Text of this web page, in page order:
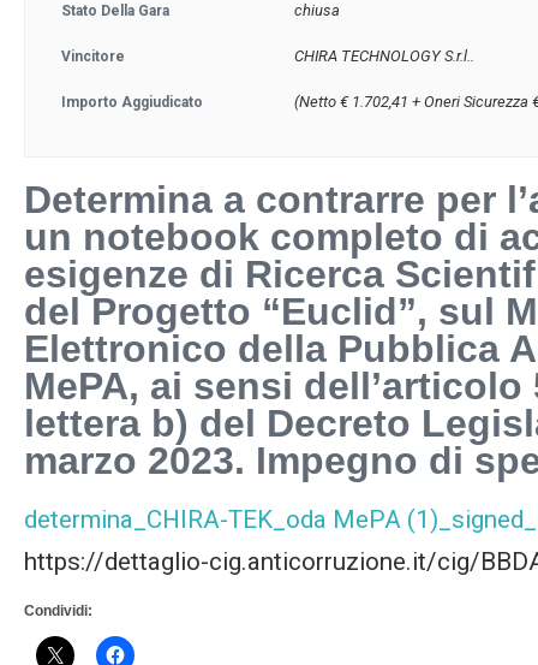
Stato Della Gara chiusa
Vincitore CHIRA TECHNOLOGY S.r.l..
Importo Aggiudicato (Netto € 1.702,41 + Oneri Sicurezza
Determina a contrarre per
un notebook completo di
esigenze di Ricerca
del Progetto “Euclid”, sul
Elettronico della Pubblica
MePA, ai sensi dell’articolo
lettera b) del Decreto
marzo 2023. Impegno di
determina_CHIRA-TEK_oda MePA
https://dettaglio-cig.anticorruzione.it/cig/
Condividi: